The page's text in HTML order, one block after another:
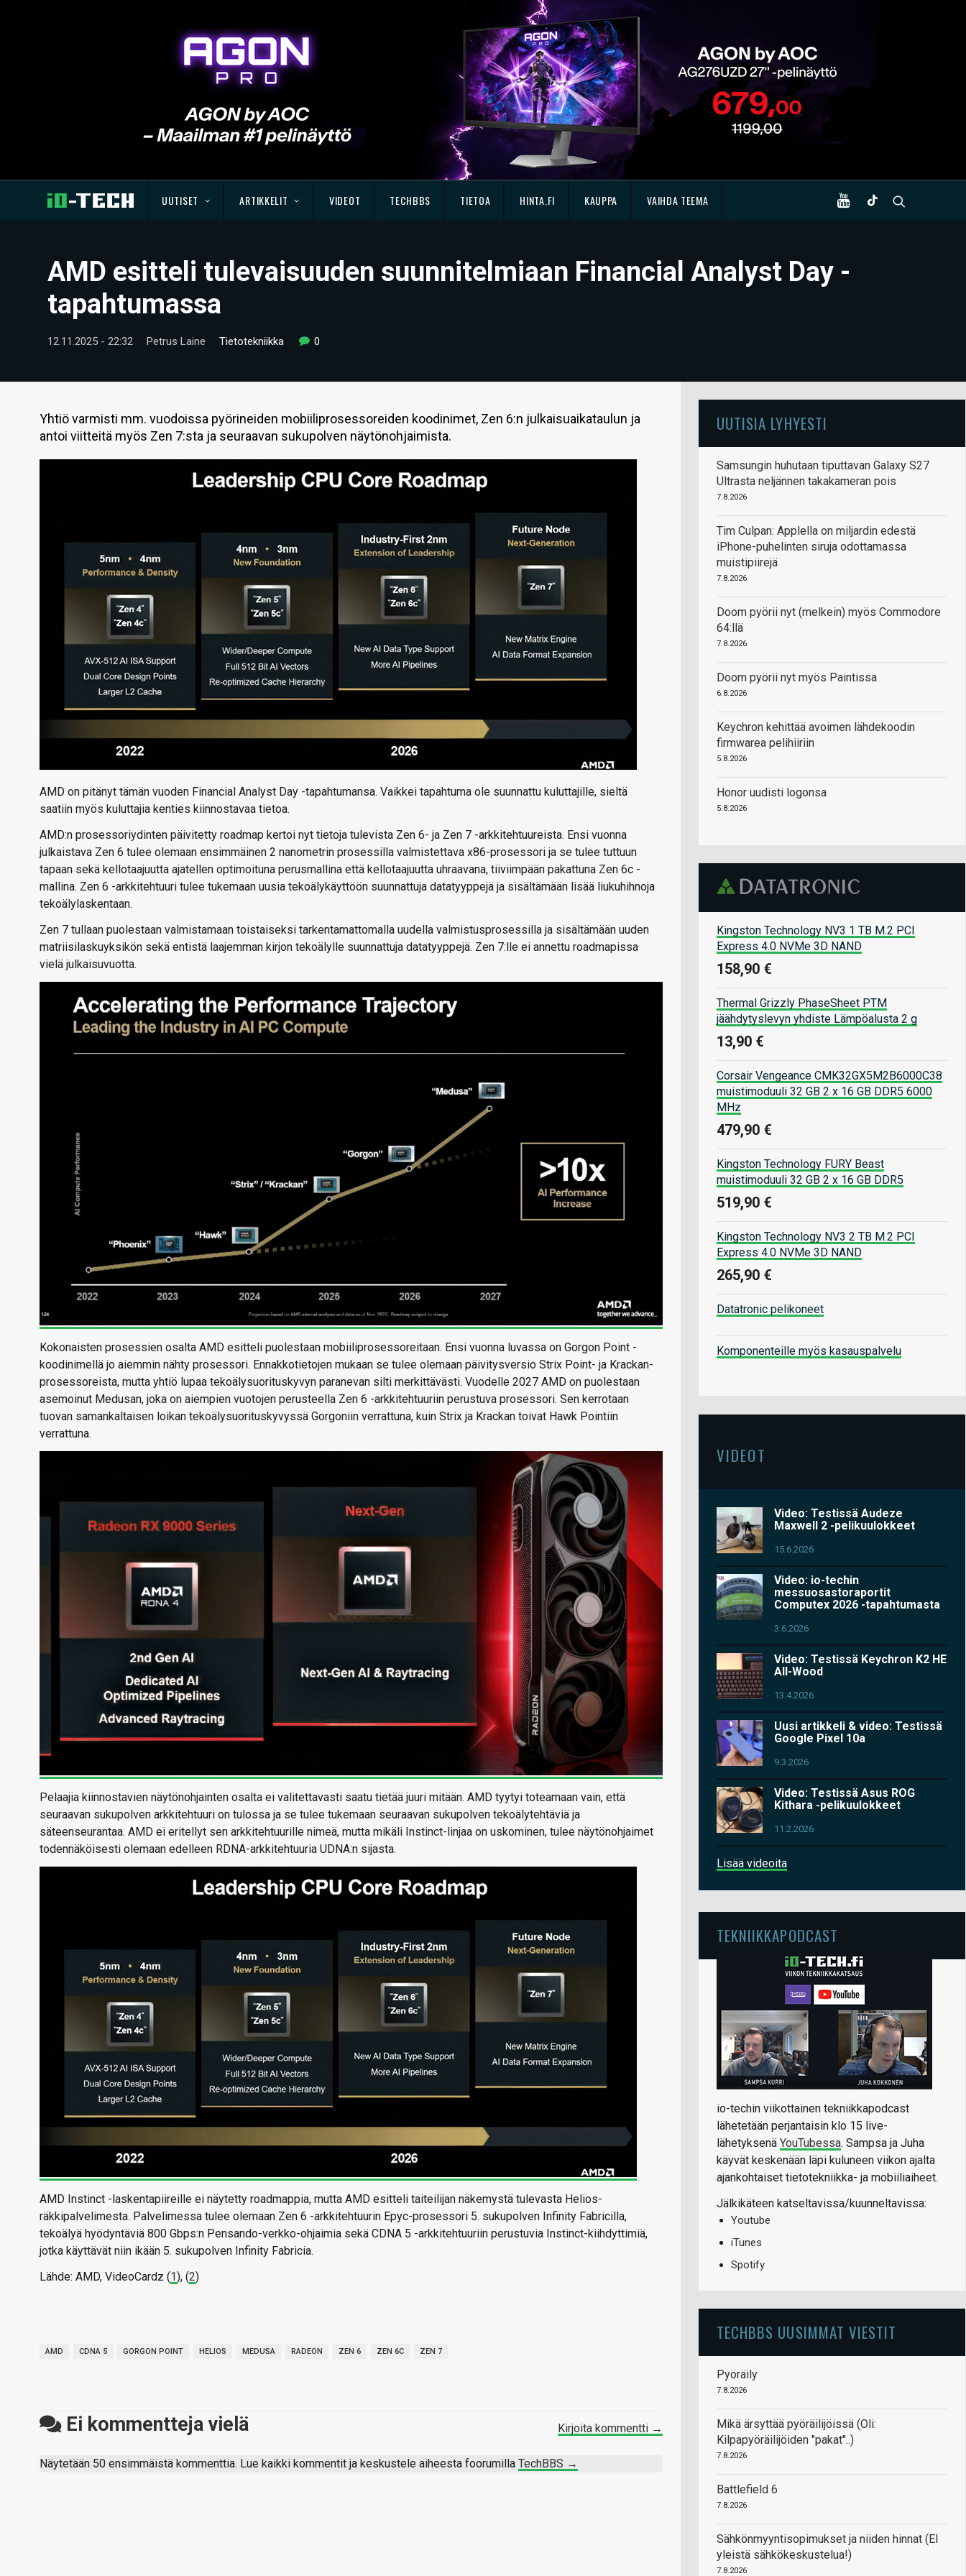
UUTISET ARTIKKELIT VIDEOT TECHBBS TIETOA HINTA.FI KAUPPA VAIHDA TEEMA
AMD esitteli tulevaisuuden suunnitelmiaan Financial Analyst Day -
tapahtumassa
12.11.2025 - 22:32 Petrus Laine Tietotekniikka 0
Yhtiö varmisti mm. vuodoissa pyörineiden mobiiliprosessoreiden koodinimet, Zen 6:n julkaisuaikataulun ja
antoi viitteitä myös Zen 7:sta ja seuraavan sukupolven näytönohjaimista.
AMD on pitänyt tämän vuoden Financial Analyst Day -tapahtumansa. Vaikkei tapahtuma ole suunnattu kuluttajille, sieltä
saatiin myös kuluttajia kenties kiinnostavaa tietoa.
AMD:n prosessoriydinten päivitetty roadmap kertoi nyt tietoja tulevista Zen 6- ja Zen 7 -arkkitehtuureista. Ensi vuonna
julkaistava Zen 6 tulee olemaan ensimmäinen 2 nanometrin prosessilla valmistettava x86-prosessori ja se tulee tuttuun
tapaan sekä kellotaajuutta ajatellen optimoituna perusmallina että kellotaajuutta uhraavana, tiiviimpään pakattuna Zen 6c -
mallina. Zen 6 -arkkitehtuuri tulee tukemaan uusia tekoälykäyttöön suunnattuja datatyyppejä ja sisältämään lisää liukuhihnoja
tekoälylaskentaan.
Zen 7 tullaan puolestaan valmistamaan toistaiseksi tarkentamattomalla uudella valmistusprosessilla ja sisältämään uuden
matriisilaskuyksikön sekä entistä laajemman kirjon tekoälylle suunnattuja datatyyppejä. Zen 7:lle ei annettu roadmapissa
vielä julkaisuvuotta.
Kokonaisten prosessien osalta AMD esitteli puolestaan mobiiliprosessoreitaan. Ensi vuonna luvassa on Gorgon Point -
koodinimellä jo aiemmin nähty prosessori. Ennakkotietojen mukaan se tulee olemaan päivitysversio Strix Point- ja Krackan-
prosessoreista, mutta yhtiö lupaa tekoälysuorituskyvyn paranevan silti merkittävästi. Vuodelle 2027 AMD on puolestaan
asemoinut Medusan, joka on aiempien vuotojen perusteella Zen 6 -arkkitehtuuriin perustuva prosessori. Sen kerrotaan
tuovan samankaltaisen loikan tekoälysuorituskyvyssä Gorgoniin verrattuna, kuin Strix ja Krackan toivat Hawk Pointiin
verrattuna.
Pelaajia kiinnostavien näytönohjainten osalta ei valitettavasti saatu tietää juuri mitään. AMD tyytyi toteamaan vain, että
seuraavan sukupolven arkkitehtuuri on tulossa ja se tulee tukemaan seuraavan sukupolven tekoälytehtäviä ja
säteenseurantaa. AMD ei eritellyt sen arkkitehtuurille nimeä, mutta mikäli Instinct-linjaa on uskominen, tulee näytönohjaimet
todennäköisesti olemaan edelleen RDNA-arkkitehtuuria UDNA:n sijasta.
AMD Instinct -laskentapiireille ei näytetty roadmappia, mutta AMD esitteli taiteilijan näkemystä tulevasta Helios-
räkkipalvelimesta. Palvelimessa tulee olemaan Zen 6 -arkkitehtuurin Epyc-prosessori 5. sukupolven Infinity Fabricilla,
tekoälyä hyödyntäviä 800 Gbps:n Pensando-verkko-ohjaimia sekä CDNA 5 -arkkitehtuuriin perustuvia Instinct-kiihdyttimiä,
jotka käyttävät niin ikään 5. sukupolven Infinity Fabricia.
Lähde: AMD, VideoCardz (1), (2)
AMD CDNA 5 GORGON POINT HELIOS MEDUSA RADEON ZEN 6 ZEN 6C ZEN 7
Ei kommentteja vielä Kirjoita kommentti →
Näytetään 50 ensimmäistä kommenttia. Lue kaikki kommentit ja keskustele aiheesta foorumilla TechBBS →
UUTISIA LYHYESTI
Samsungin huhutaan tiputtavan Galaxy S27
Ultrasta neljännen takakameran pois
7.8.2026
Tim Culpan: Applella on miljardin edestä
iPhone-puhelinten siruja odottamassa
muistipiirejä
7.8.2026
Doom pyörii nyt (melkein) myös Commodore
64:llä
7.8.2026
Doom pyörii nyt myös Paintissa
6.8.2026
Keychron kehittää avoimen lähdekoodin
firmwarea pelihiiriin
5.8.2026
Honor uudisti logonsa
5.8.2026
Kingston Technology NV3 1 TB M.2 PCI
Express 4.0 NVMe 3D NAND
158,90 €
Thermal Grizzly PhaseSheet PTM
jäähdytyslevyn yhdiste Lämpöalusta 2 g
13,90 €
Corsair Vengeance CMK32GX5M2B6000C38
muistimoduuli 32 GB 2 x 16 GB DDR5 6000
MHz
479,90 €
Kingston Technology FURY Beast
muistimoduuli 32 GB 2 x 16 GB DDR5
519,90 €
Kingston Technology NV3 2 TB M.2 PCI
Express 4.0 NVMe 3D NAND
265,90 €
Datatronic pelikoneet
Komponenteille myös kasauspalvelu
VIDEOT
Video: Testissä Audeze
Maxwell 2 -pelikuulokkeet
15.6.2026
Video: io-techin
messuosastoraportit
Computex 2026 -tapahtumasta
3.6.2026
Video: Testissä Keychron K2 HE
All-Wood
13.4.2026
Uusi artikkeli & video: Testissä
Google Pixel 10a
9.3.2026
Video: Testissä Asus ROG
Kithara -pelikuulokkeet
11.2.2026
Lisää videoita
TEKNIIKKAPODCAST
io-techin viikottainen tekniikkapodcast
lähetetään perjantaisin klo 15 live-
lähetyksenä YouTubessa. Sampsa ja Juha
käyvät keskenään läpi kuluneen viikon ajalta
ajankohtaiset tietotekniikka- ja mobiiliaiheet.
Jälkikäteen katseltavissa/kuunneltavissa:
Youtube
iTunes
Spotify
TECHBBS UUSIMMAT VIESTIT
Pyöräily
7.8.2026
Mikä ärsyttää pyöräilijöissä (Oli:
Kilpapyöräilijöiden "pakat"..)
7.8.2026
Battlefield 6
7.8.2026
Sähkönmyyntisopimukset ja niiden hinnat (EI
yleistä sähkökeskustelua!)
7.8.2026